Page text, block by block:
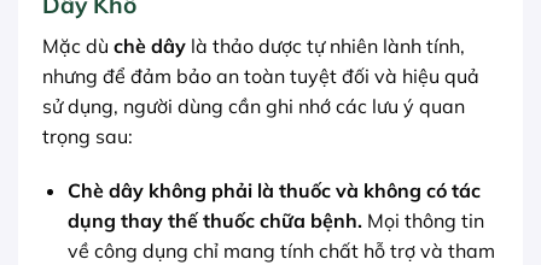
Mặc dù chè dây là thảo dược tự nhiên lành tính,
nhưng để đảm bảo an toàn tuyệt đối và hiệu quả
sử dụng, người dùng cần ghi nhớ các lưu ý quan
trọng sau:
Chè dây không phải là thuốc và không có tác
dụng thay thế thuốc chữa bệnh.Mọi thông tin
về công dụng chỉ mang tính chất hỗ trợ và tham